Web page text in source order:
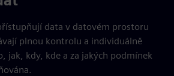
data v datovém prostoru
plnou kontrolu a individuálně
jak, kdy, kde a za jakých podmínek